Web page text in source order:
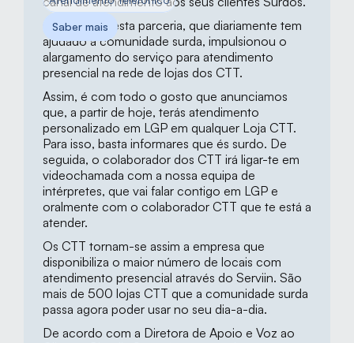
Saber mais
O sucesso desta parceria, que diariamente tem
ajudado a comunidade surda, impulsionou o
alargamento do serviço para atendimento
presencial na rede de lojas dos CTT.
Assim, é com todo o gosto que anunciamos
que, a partir de hoje, terás atendimento
personalizado em LGP em qualquer Loja CTT.
Para isso, basta informares que és surdo. De
seguida, o colaborador dos CTT irá ligar-te em
videochamada com a nossa equipa de
intérpretes, que vai falar contigo em LGP e
oralmente com o colaborador CTT que te está a
atender.
Os CTT tornam-se assim a empresa que
disponibiliza o maior número de locais com
atendimento presencial através do Serviin. São
mais de 500 lojas CTT que a comunidade surda
passa agora poder usar no seu dia-a-dia.
De acordo com a Diretora de Apoio e Voz ao